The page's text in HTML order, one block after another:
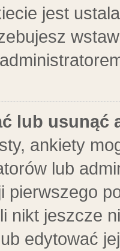
jest
lub usunąć
ankiety
lub
pierwszego
nikt jeszcze
edytować